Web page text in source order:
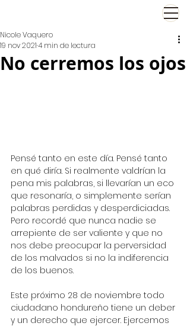
No cerremos los ojos
Nicole Vaquero
19 nov 20214 min de lectura
Pensé tanto en este día. Pensé tanto
en qué diría. Si realmente valdrían la
pena mis palabras, si llevarían un eco
que resonaría, o simplemente serían
palabras perdidas y desperdiciadas.
Pero recordé que nunca nadie se
arrepiente de ser valiente y que no
nos debe preocupar la perversidad
de los malvados si no la indiferencia
de los buenos.
Este próximo 28 de noviembre todo
ciudadano hondureño tiene un deber
y un derecho que ejercer. Ejercemos